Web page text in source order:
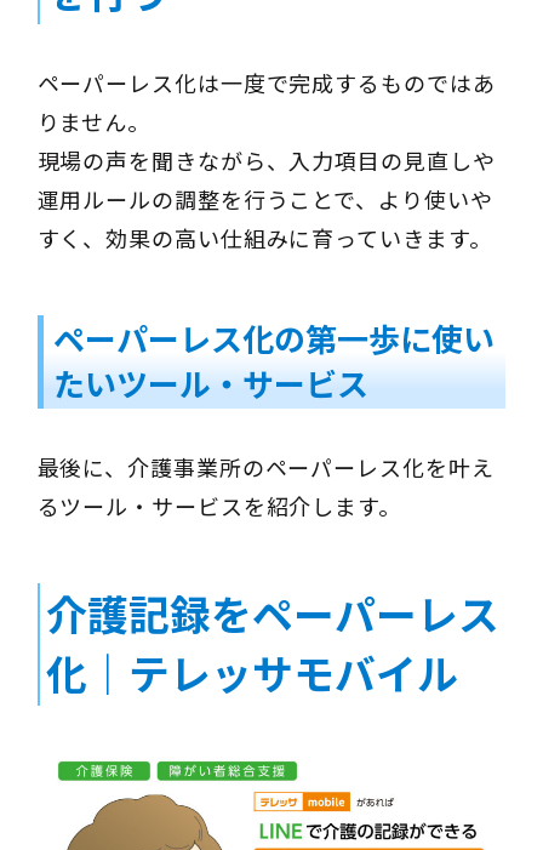
ペーパーレス化は一度で完成するものではあ
りません。
現場の声を聞きながら、入力項目の見直しや
運用ルールの調整を行うことで、より使いや
すく、効果の高い仕組みに育っていきます。
ペーパーレス化の第一歩に使い
たいツール・サービス
最後に、介護事業所のペーパーレス化を叶え
るツール・サービスを紹介します。
介護記録をペーパーレス
化｜テレッサモバイル